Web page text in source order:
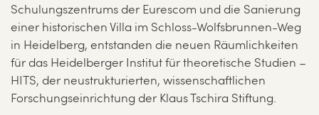
Schulungszentrums der Eurescom und die Sanierung
einer historischen Villa im Schloss-Wolfsbrunnen-Weg
in Heidelberg, entstanden die neuen Räumlichkeiten
für das Heidelberger Institut für theoretische Studien –
HITS, der neustrukturierten, wissenschaftlichen
Forschungseinrichtung der Klaus Tschira Stiftung.